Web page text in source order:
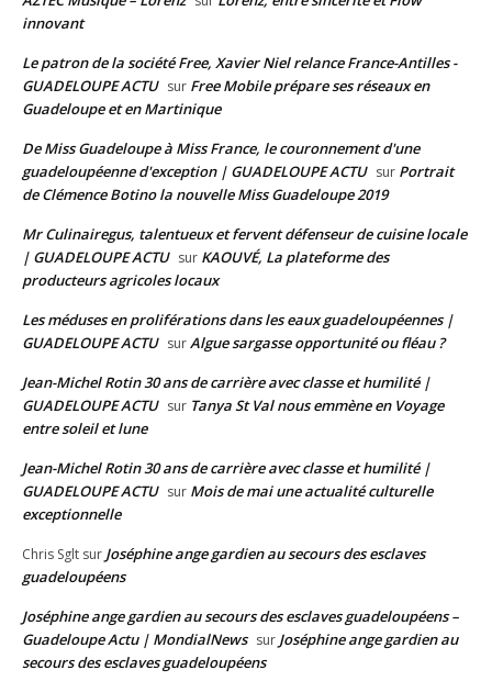
innovant
Le patron de la société Free, Xavier Niel relance France-Antilles -
GUADELOUPE ACTU sur Free Mobile prépare ses réseaux en
Guadeloupe et en Martinique
De Miss Guadeloupe à Miss France, le couronnement d'une
guadeloupéenne d'exception | GUADELOUPE ACTU sur Portrait
de Clémence Botino la nouvelle Miss Guadeloupe 2019
Mr Culinairegus, talentueux et fervent défenseur de cuisine locale
| GUADELOUPE ACTU sur KAOUVÉ, La plateforme des
producteurs agricoles locaux
Les méduses en proliférations dans les eaux guadeloupéennes |
GUADELOUPE ACTU surAlgue sargasse opportunité ou fléau ?
Jean-Michel Rotin 30 ans de carrière avec classe et humilité |
GUADELOUPE ACTU sur Tanya St Val nous emmène en Voyage
entre soleil et lune
Jean-Michel Rotin 30 ans de carrière avec classe et humilité |
GUADELOUPE ACTU sur Mois de mai une actualité culturelle
exceptionnelle
Chris Sglt sur Joséphine ange gardien au secours des esclaves
guadeloupéens
Joséphine ange gardien au secours des esclaves guadeloupéens –
Guadeloupe Actu | MondialNews sur Joséphine ange gardien au
secours des esclaves guadeloupéens